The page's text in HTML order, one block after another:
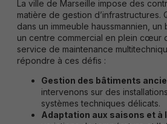
La ville de Marseille impose des
matière de gestion d’infrastructures.
dans un immeuble haussmannien,
un centre commercial en plein cœur
service de maintenance
répondre à ces défis :
Gestion des bâtiments
intervenons sur des
systèmes techniques délicats.
Adaptation aux saisons et à